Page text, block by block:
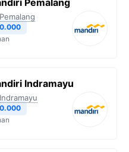
Pemalang
Pemalang
Indramayu
Indramayu